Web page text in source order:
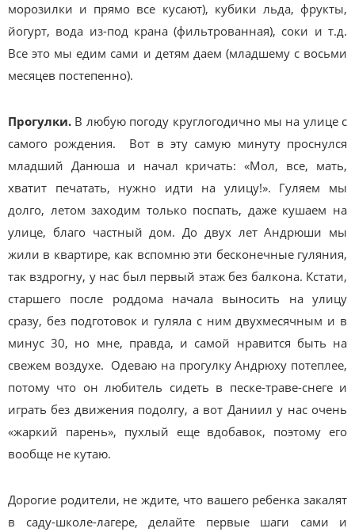
морозилки и прямо все кусают), кубики льда, фрукты,
йогурт, вода из-под крана (фильтрованная), соки и т.д.
Все это мы едим сами и детям даем (младшему с восьми
месяцев постепенно).
Прогулки. В любую погоду круглогодично мы на улице с
самого рождения. Вот в эту самую минуту проснулся
младший Данюша и начал кричать: «Мол, все, мать,
хватит печатать, нужно идти на улицу!». Гуляем мы
долго, летом заходим только поспать, даже кушаем на
улице, благо частный дом. До двух лет Андрюши мы
жили в квартире, как вспомню эти бесконечные гуляния,
так вздрогну, у нас был первый этаж без балкона. Кстати,
старшего после роддома начала выносить на улицу
сразу, без подготовок и гуляла с ним двухмесячным и в
минус 30, но мне, правда, и самой нравится быть на
свежем воздухе. Одеваю на прогулку Андрюху потеплее,
потому что он любитель сидеть в песке-траве-снеге и
играть без движения подолгу, а вот Даниил у нас очень
«жаркий парень», пухлый еще вдобавок, поэтому его
вообще не кутаю.
Дорогие родители, не ждите, что вашего ребенка закалят
в саду-школе-лагере, делайте первые шаги сами и